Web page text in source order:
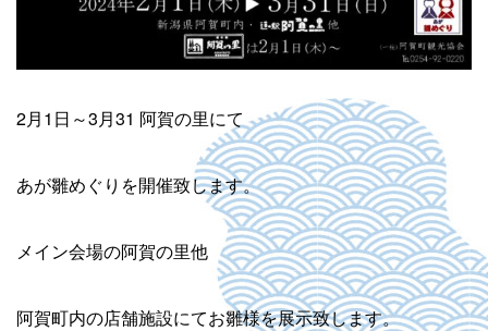
2月1日～3月31 阿賀の里にて
あが雛めぐりを開催致します。
メイン会場の阿賀の里他
阿賀町内の店舗施設にてお雛様を展示致します。